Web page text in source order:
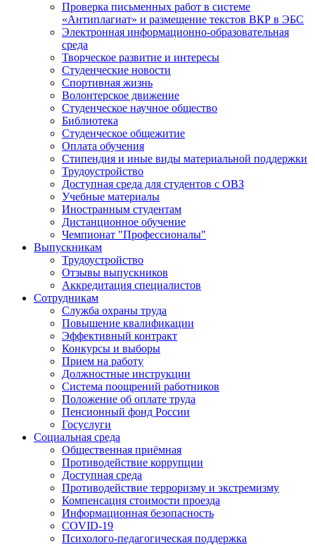
Проверка письменных работ в системе
«Антиплагиат» и размещение текстов ВКР в ЭБС
Электронная информационно-образовательная
среда
Творческое развитие и интересы
Студенческие новости
Спортивная жизнь
Волонтерское движение
Студенческое научное общество
Библиотека
Студенческое общежитие
Оплата обучения
Стипендия и иные виды материальной поддержки
Трудоустройство
Доступная среда для студентов с ОВЗ
Учебные материалы
Иностранным студентам
Дистанционное обучение
Чемпионат "Профессионалы"
Выпускникам
Трудоустройство
Отзывы выпускников
Аккредитация специалистов
Сотрудникам
Служба охраны труда
Повышение квалификации
Эффективный контракт
Конкурсы и выборы
Прием на работу
Должностные инструкции
Система поощрений работников
Положение об оплате труда
Пенсионный фонд России
Госуслуги
Социальная среда
Общественная приёмная
Противодействие коррупции
Доступная среда
Противодействие терроризму и экстремизму
Компенсация стоимости проезда
Информационная безопасность
COVID-19
Психолого-педагогическая поддержка